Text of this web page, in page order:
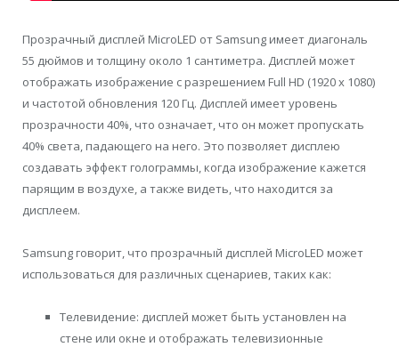
Прозрачный дисплей MicroLED от Samsung имеет диагональ
55 дюймов и толщину около 1 сантиметра. Дисплей может
отображать изображение с разрешением Full HD (1920 x 1080)
и частотой обновления 120 Гц. Дисплей имеет уровень
прозрачности 40%, что означает, что он может пропускать
40% света, падающего на него. Это позволяет дисплею
создавать эффект голограммы, когда изображение кажется
парящим в воздухе, а также видеть, что находится за
дисплеем.
Samsung говорит, что прозрачный дисплей MicroLED может
использоваться для различных сценариев, таких как:
Телевидение: дисплей может быть установлен на
стене или окне и отображать телевизионные